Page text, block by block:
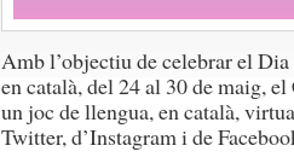
Amb l’objectiu de celebrar el
en català, del 24 al 30 de maig,
un joc de llengua, en català,
Twitter, d’Instagram i de